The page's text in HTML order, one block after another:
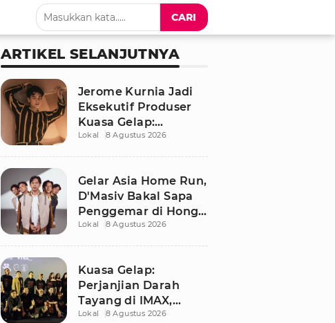
CARI
ARTIKEL SELANJUTNYA
Jerome Kurnia Jadi
Eksekutif Produser
Kuasa Gelap:
Perjanjian Darah,
Lokal 8 Agustus 2026
Gelar Asia Home Run,
D'Masiv Bakal Sapa
Penggemar di Hong
Kong
Lokal 8 Agustus 2026
Kuasa Gelap:
Perjanjian Darah
Tayang di IMAX,
Kisah Romo Rendra
Lokal 8 Agustus 2026